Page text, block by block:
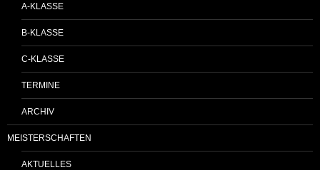
A-KLASSE
B-KLASSE
C-KLASSE
TERMINE
ARCHIV
MEISTERSCHAFTEN
AKTUELLES